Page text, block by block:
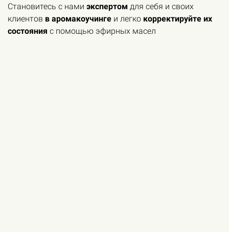
Становитесь с нами экспертом для себя и своих
клиентов в аромакоучинге и легко корректируйте их
состояния с помощью эфирных масел